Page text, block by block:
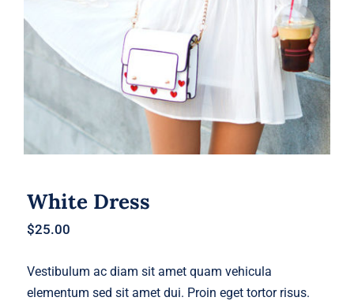
White Dress
$25.00
Vestibulum ac diam sit amet quam vehicula
elementum sed sit amet dui. Proin eget tortor risus.